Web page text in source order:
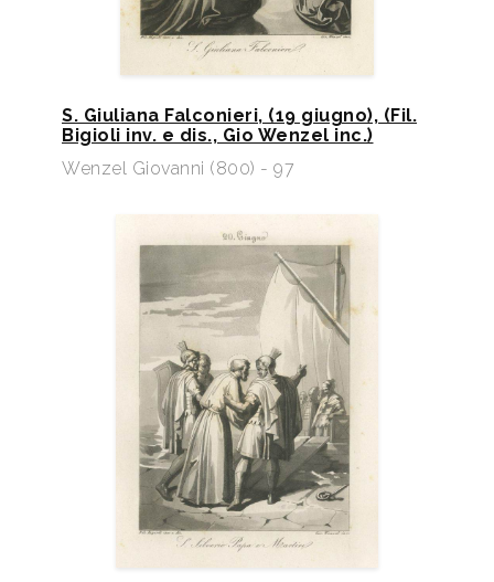
S. Giuliana Falconieri, (19 giugno), (Fil.
Bigioli inv. e dis., Gio Wenzel inc.)
Wenzel Giovanni (800) - 97